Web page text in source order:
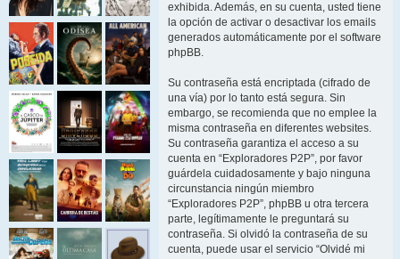
exhibida. Además, en su cuenta, usted tiene
la opción de activar o desactivar los emails
generados automáticamente por el software
phpBB.
Su contraseña está encriptada (cifrado de
una vía) por lo tanto está segura. Sin
embargo, se recomienda que no emplee la
misma contraseña en diferentes websites.
Su contraseña garantiza el acceso a su
cuenta en “Exploradores P2P”, por favor
guárdela cuidadosamente y bajo ninguna
circunstancia ningún miembro
“Exploradores P2P”, phpBB u otra tercera
parte, legítimamente le preguntará su
contraseña. Si olvidó la contraseña de su
cuenta, puede usar el servicio “Olvidé mi